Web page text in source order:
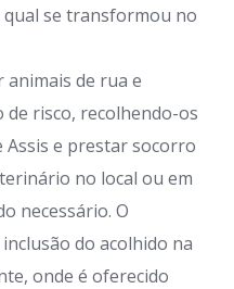
se transformou no
animais de rua e
de risco, recolhendo-os
Assis e prestar socorro
no local ou em
necessário. O
do acolhido na
onde é oferecido